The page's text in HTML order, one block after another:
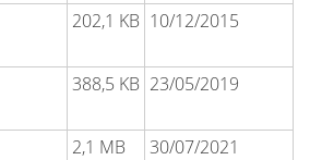
202,1 KB 10/12/2015
388,5 KB 23/05/2019
2,1 MB 30/07/2021